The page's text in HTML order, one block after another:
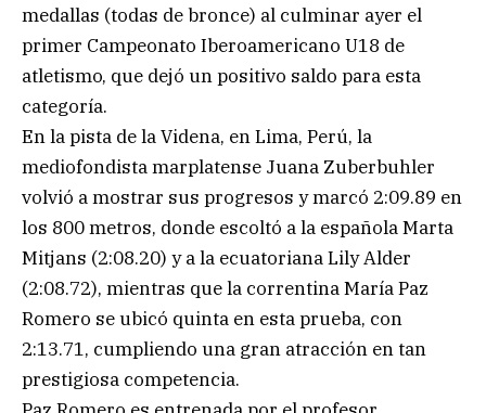
medallas (todas de bronce) al culminar ayer el
primer Campeonato Iberoamericano U18 de
atletismo, que dejó un positivo saldo para esta
categoría.
En la pista de la Videna, en Lima, Perú, la
mediofondista marplatense Juana Zuberbuhler
volvió a mostrar sus progresos y marcó 2:09.89 en
los 800 metros, donde escoltó a la española Marta
Mitjans (2:08.20) y a la ecuatoriana Lily Alder
(2:08.72), mientras que la correntina María Paz
Romero se ubicó quinta en esta prueba, con
2:13.71, cumpliendo una gran atracción en tan
prestigiosa competencia.